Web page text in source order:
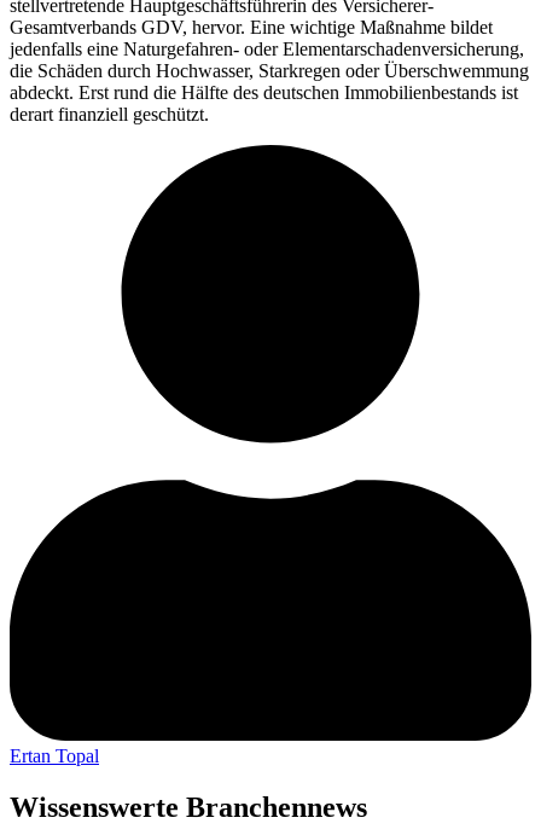
stellvertretende Hauptgeschäftsführerin des Versicherer-
Gesamtverbands GDV, hervor. Eine wichtige Maßnahme bildet
jedenfalls eine Naturgefahren- oder Elementarschadenversicherung,
die Schäden durch Hochwasser, Starkregen oder Überschwemmung
abdeckt. Erst rund die Hälfte des deutschen Immobilienbestands ist
derart finanziell geschützt.
Ertan Topal
Wissenswerte Branchennews